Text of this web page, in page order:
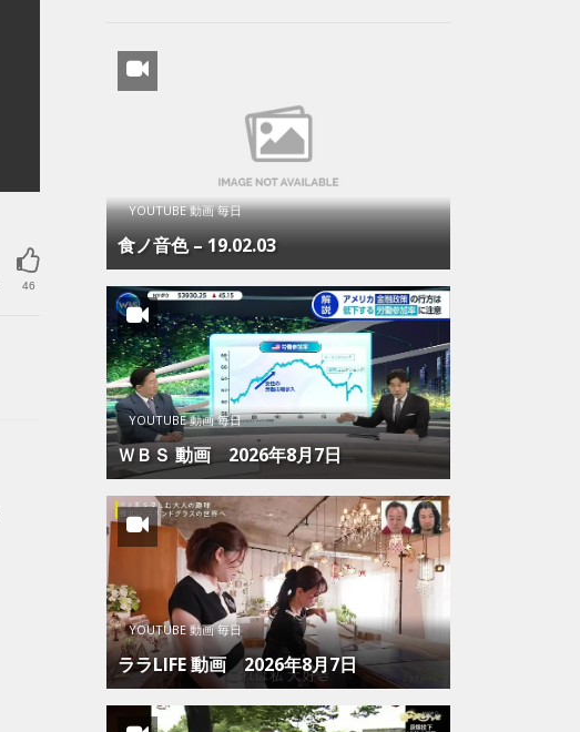
46
YOUTUBE 動画 毎日
食ノ音色 – 19.02.03
YOUTUBE 動画 毎日
ＷＢＳ 動画 2026年8月7日
YOUTUBE 動画 毎日
ララLIFE 動画 2026年8月7日